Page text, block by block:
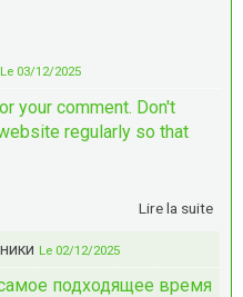
Le 03/12/2025
your comment. Don't
regularly so that
Lire la suite
Le 02/12/2025
подходящее время